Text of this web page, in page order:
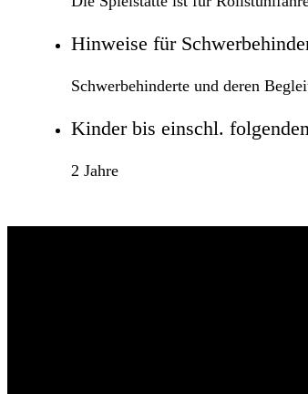
Hinweise für
Schwerbehinderte und deren
Kinder bis einschl.
2 Jahre